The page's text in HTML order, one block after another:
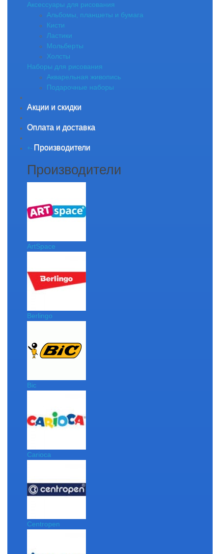
Аксессуары для рисования
Альбомы, планшеты и бумага
Кисти
Ластики
Мольберты
Холсты
Наборы для рисования
Акварельная живопись
Подарочные наборы
Акции и скидки
Оплата и доставка
+- Производители
Производители
ArtSpace
Berlingo
Bic
Carioca
Centropen